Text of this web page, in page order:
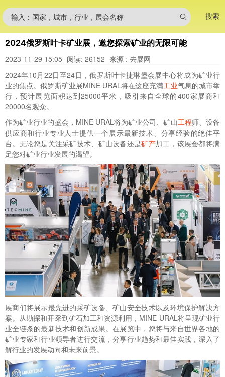
输入：国家，城市，行业，展会名称 搜索
2024俄罗斯叶卡矿业展，邀您探索矿业的无限可能
2023-11-29 15:05 阅读: 26152 来源 : 去展网
2024年10月22日至24日，俄罗斯叶卡捷琳堡会展中心将成为矿业行
业的焦点。俄罗斯矿业展MINE URAL将在这座充满工业气息的城市举
行，预计展览面积达到25000平米，吸引来自全球的400家展商和
20000名观众。
作为矿业行业的盛会，MINE URAL将为矿业公司、矿山工程师、设备
供应商和行业专业人士提供一个展示最新技术、分享经验的绝佳平
台。无论您是关注采矿技术、矿山设备还是矿产加工，该展会都将满
足您对矿业行业发展的渴望。
展商们将展示最先进的采矿设备、矿山安全技术以及环境保护解决方
案。从勘探和开采到矿石加工和资源利用，MINE URAL将呈现矿业行
业全链条的最新技术和创新成果。在展览中，您将与来自世界各地的
矿业专家和行业领导者进行交流，分享行业趋势和最佳实践，深入了
解行业的发展动向和未来前景。